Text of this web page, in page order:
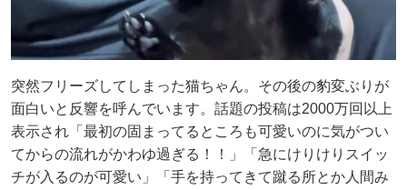
突然フリーズしてしまった猫ちゃん。その後の豹変ぶりが
面白いと反響を呼んでいます。話題の投稿は2000万回以上
表示され「最初の固まってるところも可愛いのに気がつい
てからの流れがかわゆ過ぎる！！」「急にけりけりスイッ
チが入るのが可愛い」「手を持ってきて蹴る所とか人間み